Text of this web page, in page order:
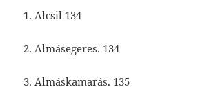
1. Alcsil 134
2. Almásegeres. 134
3. Almáskamarás. 135